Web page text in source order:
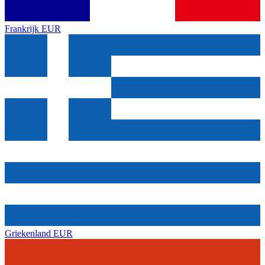
Frankrijk EUR
Griekenland EUR